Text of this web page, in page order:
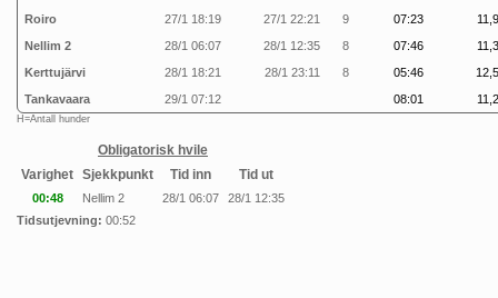
Roiro
27/1 18:19 27/1 22:21 9 07:23
Nellim 2
28/1 06:07 28/1 12:35 8 07:46
Kerttujärvi
28/1 18:21 28/1 23:11 8 05:46
Tankavaara
29/1 07:12 08:01
H=Antall hunder
Obligatorisk hvile
Varighet Sjekkpunkt Tid inn Tid ut
00:48 Nellim 2 28/1 06:07
28/1 12:35
Tidsutjevning: 00:52